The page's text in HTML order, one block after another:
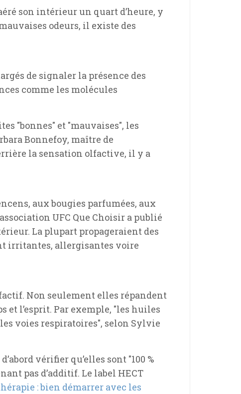
son intérieur un quart d’heure, y
odeurs, il existe des
de signaler la présence des
comme les molécules
"bonnes" et "mauvaises", les
Bonnefoy, maître de
la sensation olfactive, il y a
aux bougies parfumées, aux
UFC Que Choisir a publié
La plupart propageraient des
irritantes, allergisantes voire
Non seulement elles répandent
et l’esprit. Par exemple, "les huiles
voies respiratoires", selon Sylvie
vérifier qu’elles sont "100 %
pas d’additif. Le label HECT
: bien démarrer avec les